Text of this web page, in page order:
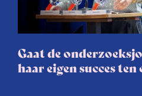
Gaat de
haar eigen succes